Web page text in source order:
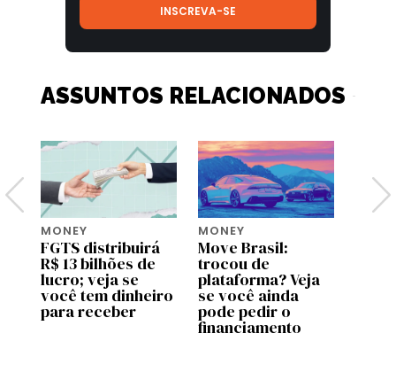
ASSUNTOS RELACIONADOS
MONEY
FGTS distribuirá
R$ 13 bilhões de
lucro; veja se
você tem dinheiro
para receber
MONEY
Move Brasil:
trocou de
plataforma? Veja
se você ainda
pode pedir o
financiamento